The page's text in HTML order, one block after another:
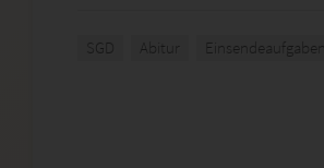
SGD Abitur Einsendeaufgaben